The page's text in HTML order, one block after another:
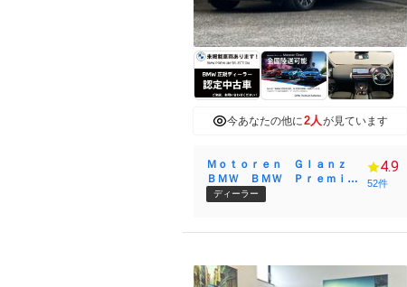
今あなたの他に2人 が見ています
Ｍｏｔｏｒｅｎ Ｇｌａｎｚ
ＢＭＷ ＢＭＷ Ｐｒｅｍｉｕ
ｍ Ｓｅｌｅｃｔｉｏｎ 柏
ディーラー
4.9
52件